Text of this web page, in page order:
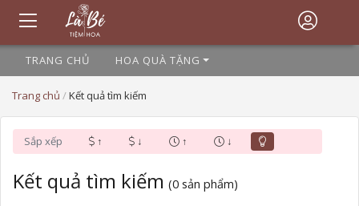
TRANG CHỦ HOA QUÀ TẶNG
Trang chủ /Kết quả tìm kiếm
Sắp xếp ↑ ↓ ↑ ↓
Kết quả tìm kiếm (0 sản phẩm)